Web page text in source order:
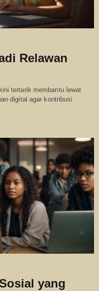
Relawan
tertarik membantu lewat
digital agar kontribusi
yang